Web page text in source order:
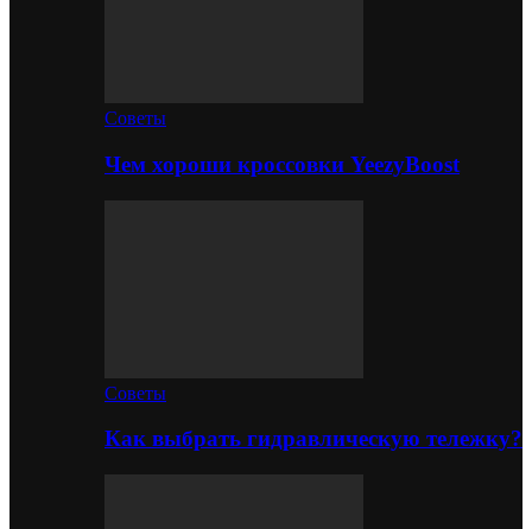
Советы
Чем хороши кроссовки YeezyBoost
Советы
Как выбрать гидравлическую тележку?